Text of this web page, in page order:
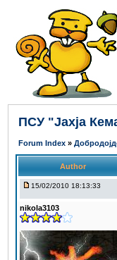
ПCУ "Јахја
Forum Index »
Author
15/02/2010 18:13:33
nikola3103